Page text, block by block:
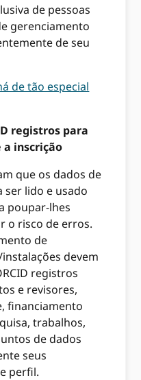
de pessoas
gerenciamento
de seu
de tão especial
registros para
inscrição
que os dados de
ser lido e usado
poupar-lhes
o risco de erros.
de
devem
registros
e revisores,
financiamento
trabalhos,
de dados
seus
perfil.